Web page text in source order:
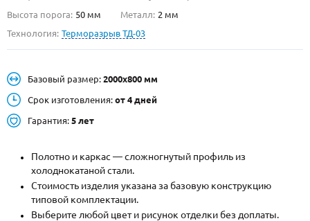
Металлические двери от производителя с доставкой и установкой в
НАЙТИ:
ПН-СБ - с 9:00 до 21:00, ВС - до 19:00
ЗАПРОСИТЬ РАСЧЕТ
Каталог Как купить
Высота порога: 50 мм Металл: 2 мм
Технология: Терморазрыв ТД-03
Базовый размер: 2000х800 мм
Срок изготовления: от 4 дней
Гарантия: 5 лет
Полотно и каркас — сложногнутый профиль из
холоднокатаной стали.
Стоимость изделия указана за базовую конструкцию
типовой комплектации.
Выберите любой цвет и рисунок отделки без доплаты.